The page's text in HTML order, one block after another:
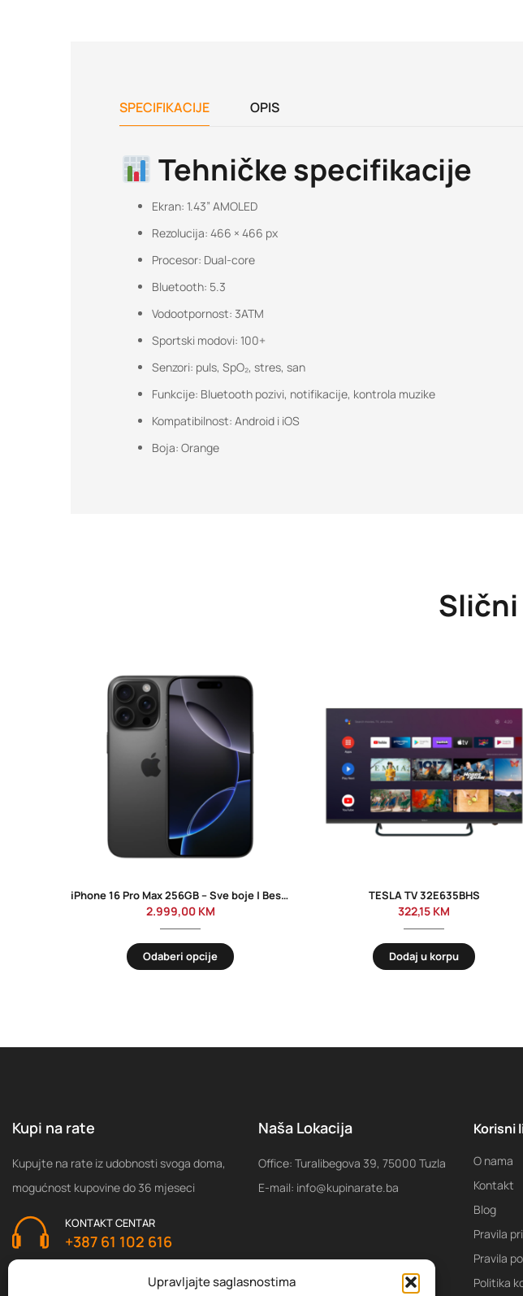
Upravljajte saglasnostima
SPECIFIKACIJE OPIS
Tehničke specifikacije
Ekran: 1.43” AMOLED
Rezolucija: 466 × 466 px
Procesor: Dual-core
Bluetooth: 5.3
Vodootpornost: 3ATM
Sportski modovi: 100+
Senzori: puls, SpO₂, stres, san
Funkcije: Bluetooth pozivi, notifikacije, kontrola muzike
Kompatibilnost: Android i iOS
Boja: Orange
iPhone 16 Pro Max 256GB – Sve boje | Besplatna dostava
2.999,00 KM
Odaberi opcije
TESLA TV 32E635BHS
322,15 KM
Dodaj u korpu
Kupi na rate
Kupujte na rate iz udobnosti svoga doma,
mogućnost kupovine do 36 mjeseci
KONTAKT CENTAR
+387 61 102 616
Naša Lokacija
Office: Turalibegova 39, 75000 Tuzla
E-mail: info@kupinarate.ba
Korisni
O nama
Kontakt
Blog
Pravila
Pravila
Politika